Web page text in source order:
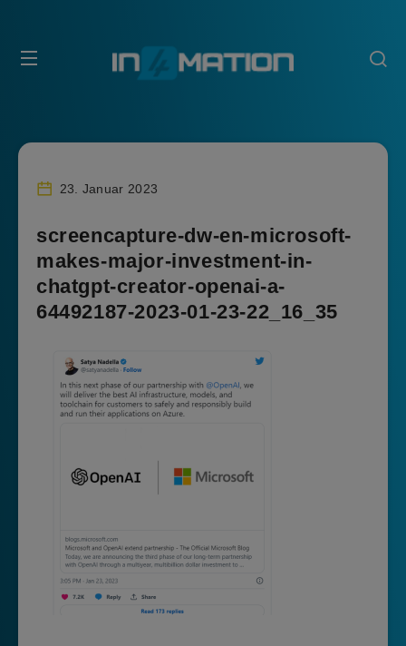
23. Januar 2023
screencapture-dw-en-microsoft-
makes-major-investment-in-
chatgpt-creator-openai-a-
64492187-2023-01-23-22_16_35